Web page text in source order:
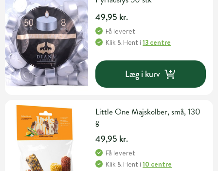
49,95 kr.
Få leveret
Klik & Hent i13 centre
Læg i kurv
Little One Majskolber, små, 130
g
49,95 kr.
Få leveret
Klik & Hent i10 centre